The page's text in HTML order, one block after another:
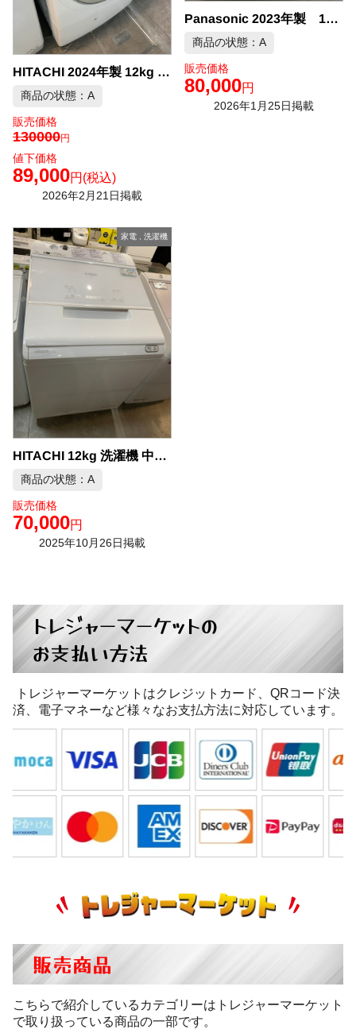
HITACHI 2024年製 12kg ドラム式洗濯機 中古品販売
商品の状態：A
販売価格
130000円
値下価格
89,000円 (税込)
2026年2月21日掲載
Panasonic 2023年製 12kg 全自動洗濯機 中古品販売
商品の状態：A
販売価格
80,000円
2026年1月25日掲載
家電, 洗濯機
HITACHI 12kg 洗濯機 中古品販売
商品の状態：A
販売価格
70,000円
2025年10月26日掲載
トレジャーマーケットの
お支払い方法
トレジャーマーケットはクレジットカード、QRコード決
済、電子マネーなど様々なお支払方法に対応しています。
販売商品
こちらで紹介しているカテゴリーはトレジャーマーケット
で取り扱っている商品の一部です。